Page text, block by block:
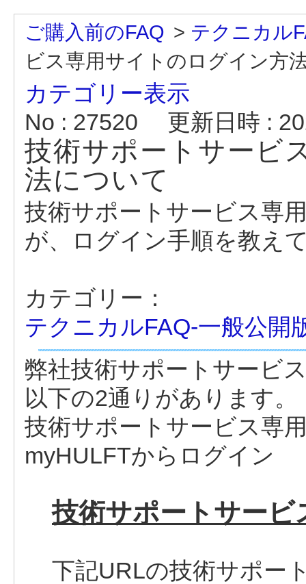
ご購入前のFAQ > テクニカル
ビス専用サイトのログイン方
カテゴリー表示
No : 27520
更新日時 :
技術サポートサービ
法について
技術サポートサービス専
が、ログイン手順を教え
カテゴリー：
テクニカルFAQ-一般公開
弊社技術サポートサービ
以下の2通りがあります。
技術サポートサービス専
myHULFTからログイン
技術サポートサー
下記URLの技術サポー